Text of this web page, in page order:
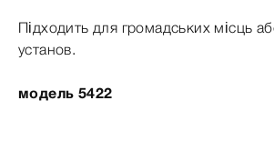
Підходить для громадських місць
установ.
модель 5422